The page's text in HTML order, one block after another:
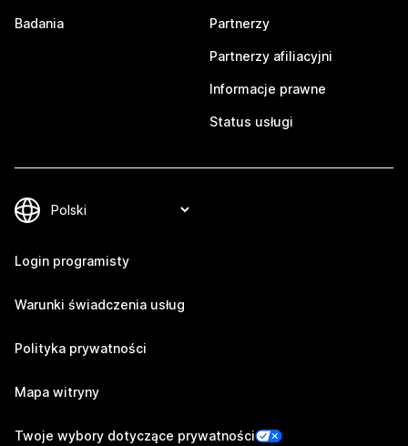
Badania Partnerzy
Partnerzy afiliacyjni
Informacje prawne
Status usługi
Login programisty
Warunki świadczenia usług
Polityka prywatności
Mapa witryny
Twoje wybory dotyczące prywatności